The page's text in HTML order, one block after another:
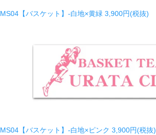
MS04【バスケット】-白地×黄緑 3,900円(税抜)
MS04【バスケット】-白地×ピンク 3,900円(税抜)